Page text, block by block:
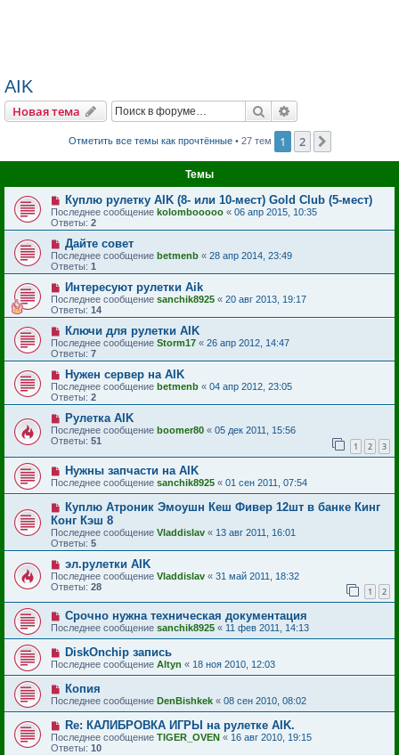
AIK
Новая тема Поиск
Отметить все темы как прочтённые• 27 тем 1 2
Темы
Куплю рулетку AIK (8- или 10-мест) Gold Club (5-мест)
Последнее сообщение kolombooooo « 06 апр 2015, 10:35
Ответы: 2
Дайте совет
Последнее сообщение betmenb « 28 апр 2014, 23:49
Ответы: 1
Интересуют рулетки Aik
Последнее сообщение sanchik8925 « 20 авг 2013, 19:17
Ответы: 14
Ключи для рулетки AIK
Последнее сообщение Storm17 « 26 апр 2012, 14:47
Ответы: 7
Нужен сервер на AIK
Последнее сообщение betmenb « 04 апр 2012, 23:05
Ответы: 2
Рулетка AIK
Последнее сообщение boomer80 « 05 дек 2011, 15:56
Ответы: 51 1 2 3
Нужны запчасти на AIK
Последнее сообщение sanchik8925 « 01 сен 2011, 07:54
Куплю Атроник Эмоушн Кеш Фивер 12шт в банке Кинг
Конг Кэш 8
Последнее сообщение Vladdislav « 13 авг 2011, 16:01
Ответы: 5
эл.рулетки AIK
Последнее сообщение Vladdislav « 31 май 2011, 18:32
Ответы: 28 1 2
Срочно нужна техническая документация
Последнее сообщение sanchik8925 « 11 фев 2011, 14:13
DiskOnchip запись
Последнее сообщение Altyn « 18 ноя 2010, 12:03
Копия
Последнее сообщение DenBishkek « 08 сен 2010, 08:02
Re: КАЛИБРОВКА ИГРЫ на рулетке AIK.
Последнее сообщение TIGER_OVEN « 16 авг 2010, 19:15
Ответы: 10